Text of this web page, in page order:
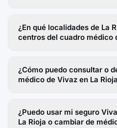
¿En qué localidades de La
centros del cuadro médico
¿Cómo puedo consultar o
médico de Vivaz en La
¿Puedo usar mi seguro
La Rioja o cambiar de